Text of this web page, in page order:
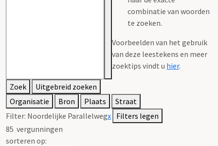
combinatie van woorden
te zoeken.
Voorbeelden van het gebruik
van deze leestekens en meer
zoektips vindt u hier.
Zoek
Uitgebreid zoeken
Organisatie
Bron Plaats
Straat
Filter: Noordelijke Parallelwegx Filters legen
85 vergunningen
sorteren op: